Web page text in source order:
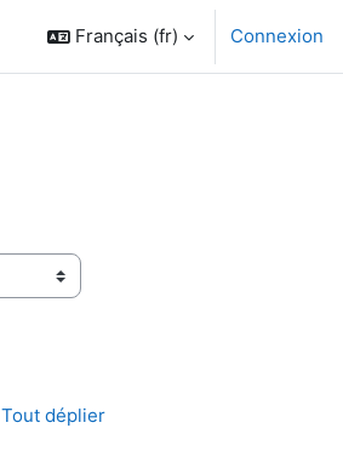
Français ‎(fr)‎ Connexion
Tout déplier